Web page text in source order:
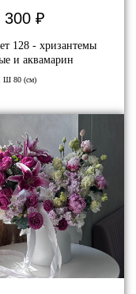
300 ₽
128 - хризантемы
и аквамарин
Ш 80 (см)